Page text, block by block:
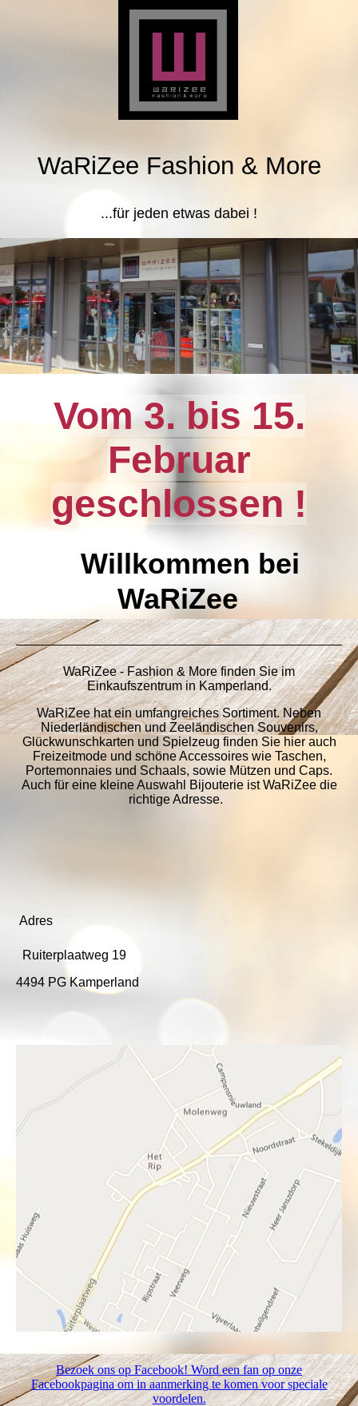
WaRiZee Fashion & More
...für jeden etwas dabei !
Vom 3. bis 15.
Februar
geschlossen !
Willkommen bei
WaRiZee
WaRiZee - Fashion & More finden Sie im
Einkaufszentrum in Kamperland.
WaRiZee hat ein umfangreiches Sortiment. Neben
Niederländischen und Zeeländischen Souvenirs,
Glückwunschkarten und Spielzeug finden Sie hier auch
Freizeitmode und schöne Accessoires wie Taschen,
Portemonnaies und Schaals, sowie Mützen und Caps.
Auch für eine kleine Auswahl Bijouterie ist WaRiZee die
richtige Adresse.
Adres
Ruiterplaatweg 19
4494 PG Kamperland
Bezoek ons op Facebook! Word een fan op onze
Facebookpagina om in aanmerking te komen voor speciale
voordelen.